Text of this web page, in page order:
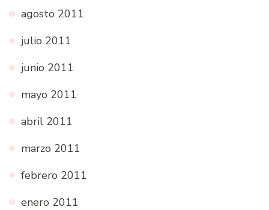
agosto 2011
julio 2011
junio 2011
mayo 2011
abril 2011
marzo 2011
febrero 2011
enero 2011